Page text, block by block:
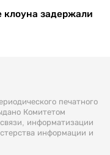
задержали
печатного
Комитетом
информатизации
информации и